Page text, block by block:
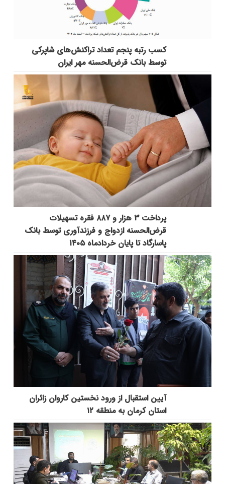
کسب رتبه پنجم تعداد تراکنش‌های شاپرکی
توسط بانک قرض‌الحسنه مهر ایران
پرداخت ۳ هزار و ۸۸۷ فقره تسهیلات
قرض‌الحسنه ازدواج و فرزندآوری توسط بانک
پاسارگاد تا پایان خردادماه ۱۴۰۵
آیین استقبال از ورود نخستین کاروان زائران
استان کرمان به منطقه ۱۲